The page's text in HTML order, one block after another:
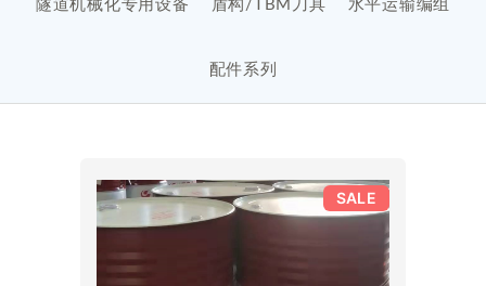
隧道机械化专用设备 盾构/TBM刀具 水平运输编组
配件系列
SALE